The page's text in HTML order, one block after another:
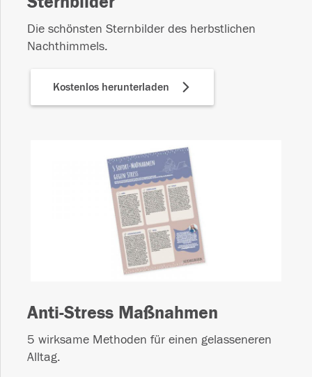
Die schönsten Sternbilder des herbstlichen
Nachthimmels.
Kostenlos herunterladen
Anti-Stress Maßnahmen
5 wirksame Methoden für einen gelasseneren
Alltag.